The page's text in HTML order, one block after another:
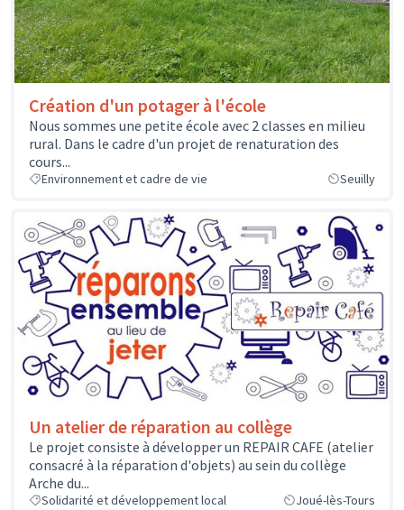
Création d'un potager à l'école
Nous sommes une petite école avec 2 classes en milieu
rural. Dans le cadre d'un projet de renaturation des
cours...
Environnement et cadre de vie Seuilly
Un atelier de réparation au collège
Le projet consiste à développer un REPAIR CAFE (atelier
consacré à la réparation d'objets) au sein du collège
Arche du...
Solidarité et développement local Joué-lès-Tours